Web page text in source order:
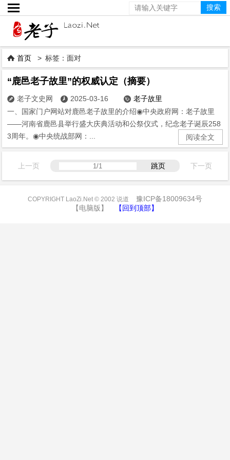

 首页 > 标签：面对
“鹿邑老子故里”的权威认定（摘要）
 老子文史网  2025-03-16  老子故里
一、国家门户网站对鹿邑老子故里的介绍◉中央政府网：老子故里
——河南省鹿邑县举行盛大庆典活动和公祭仪式，纪念老子诞辰258
3周年。◉中央统战部网：...
阅读全文
上一页 跳页 下一页
COPYRIGHT LaoZi.Net © 2002 说道
豫ICP备18009634号
【电脑版】
【回到顶部】